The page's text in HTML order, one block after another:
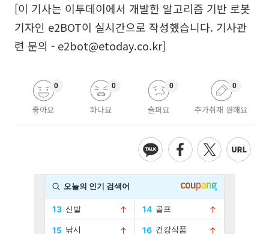
[이 기사는 이투데이에서 개발한 알고리즘 기반 로봇
기자인 e2BOT이 실시간으로 작성했습니다. 기사관
련 문의 - e2bot@etoday.co.kr]
좋아요
0
화나요
0
슬퍼요
0
추가취재 원해요
0